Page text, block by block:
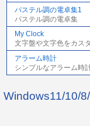
パステル調の電卓集1
パステル調の電卓集
My Clock
文字盤や文字色をカス
アラーム時計
シンプルなアラーム時
Windows11/10/